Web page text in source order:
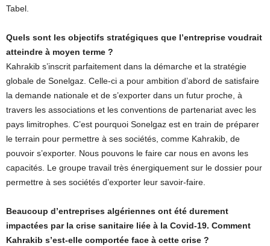
Tabel.
Quels sont les objectifs stratégiques que l’entreprise voudrait
atteindre à moyen terme ?
Kahrakib s’inscrit parfaitement dans la démarche et la stratégie
globale de Sonelgaz. Celle-ci a pour ambition d’abord de satisfaire
la demande nationale et de s’exporter dans un futur proche, à
travers les associations et les conventions de partenariat avec les
pays limitrophes. C’est pourquoi Sonelgaz est en train de préparer
le terrain pour permettre à ses sociétés, comme Kahrakib, de
pouvoir s’exporter. Nous pouvons le faire car nous en avons les
capacités. Le groupe travail très énergiquement sur le dossier pour
permettre à ses sociétés d’exporter leur savoir-faire.
Beaucoup d’entreprises algériennes ont été durement
impactées par la crise sanitaire liée à la Covid-19. Comment
Kahrakib s’est-elle comportée face à cette crise ?